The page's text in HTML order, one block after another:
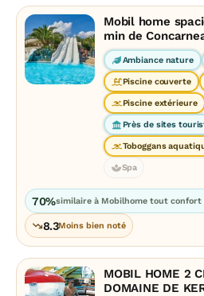
Mobil home
min de
Ambiance nature
Piscine couverte
Piscine extérieure
Près de sites
Toboggans
Spa
70%similaire à Mobilhome tout confort
8.3Moins bien noté
MOBIL HOME 2
DOMAINE DE